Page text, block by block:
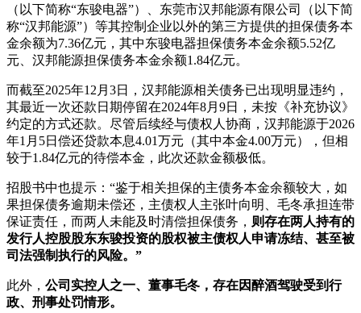
（以下简称“东骏电器”）、东莞市汉邦能源有限公司（以下简
称“汉邦能源”）等其控制企业以外的第三方提供的担保债务本
金余额为7.36亿元，其中东骏电器担保债务本金余额5.52亿
元、汉邦能源担保债务本金余额1.84亿元。
而截至2025年12月3日，汉邦能源相关债务已出现明显违约，
其最近一次还款日期停留在2024年8月9日，未按《补充协议》
约定的方式还款。尽管后续经与债权人协商，汉邦能源于2026
年1月5日偿还贷款本息4.01万元（其中本金4.00万元），但相
较于1.84亿元的待偿本金，此次还款金额极低。
招股书中也提示：“鉴于相关担保的主债务本金余额较大，如
果担保债务逾期未偿还，主债权人主张叶向明、毛冬承担连带
保证责任，而两人未能及时清偿担保债务， 则存在两人持有的
发行人控股股东东骏投资的股权被主债权人申请冻结、甚至被
司法强制执行的风险。”
此外， 公司实控人之一、董事毛冬，存在因醉酒驾驶受到行
政、刑事处罚情形。